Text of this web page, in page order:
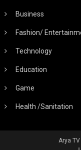
Business
Fashion/
Technology
Education
Game
Health /Sanitation
Arya